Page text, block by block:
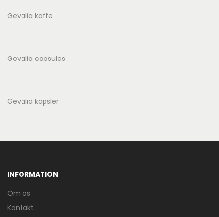
Gevalia kaffe
Gevalia capsules
Gevalia kapsler
INFORMATION
Om os
Kontakt